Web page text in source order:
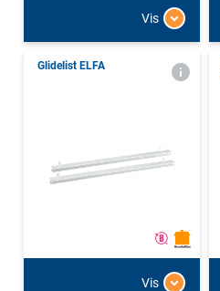
Vis
Glidelist ELFA
Vis